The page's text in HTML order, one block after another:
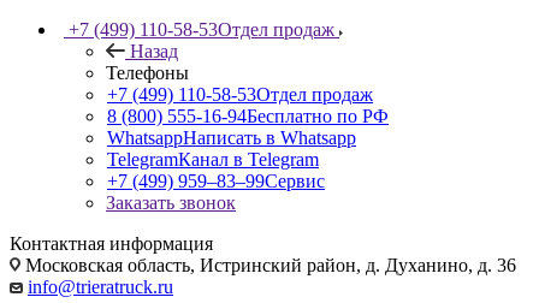
+7 (499) 110-58-53Отдел продаж
Назад
Телефоны
+7 (499) 110-58-53Отдел продаж
8 (800) 555-16-94Бесплатно по РФ
WhatsappНаписать в Whatsapp
TelegramКанал в Telegram
+7 (499) 959‒83‒99Сервис
Заказать звонок
Контактная информация
Московская область, Истринский район, д. Духанино, д. 36
info@trieratruck.ru